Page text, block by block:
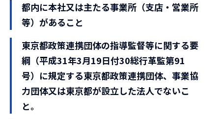
都内に本社又は主たる事業所（支店・営業所
等）があること
東京都政策連携団体の指導監督等に関する要
綱（平成31年3月19日付30総行革監第91
号）に規定する東京都政策連携団体、事業協
力団体又は東京都が設立した法人でないこ
と。